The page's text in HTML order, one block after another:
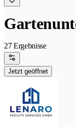
27 Ergebnisse
Jetzt geöffnet